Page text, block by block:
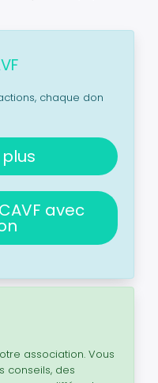
chaque don
avec
association. Vous
conseils, des